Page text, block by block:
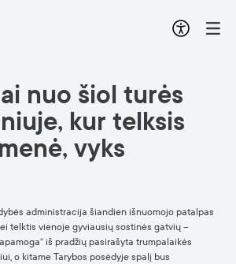
nuo šiol turės
kur telksis
vyks
administracija šiandien išnuomojo patalpas
telktis vienoje gyviausių sostinės gatvių –
iš pradžių pasirašyta trumpalaikės
o kitame Tarybos posėdyje spalį bus